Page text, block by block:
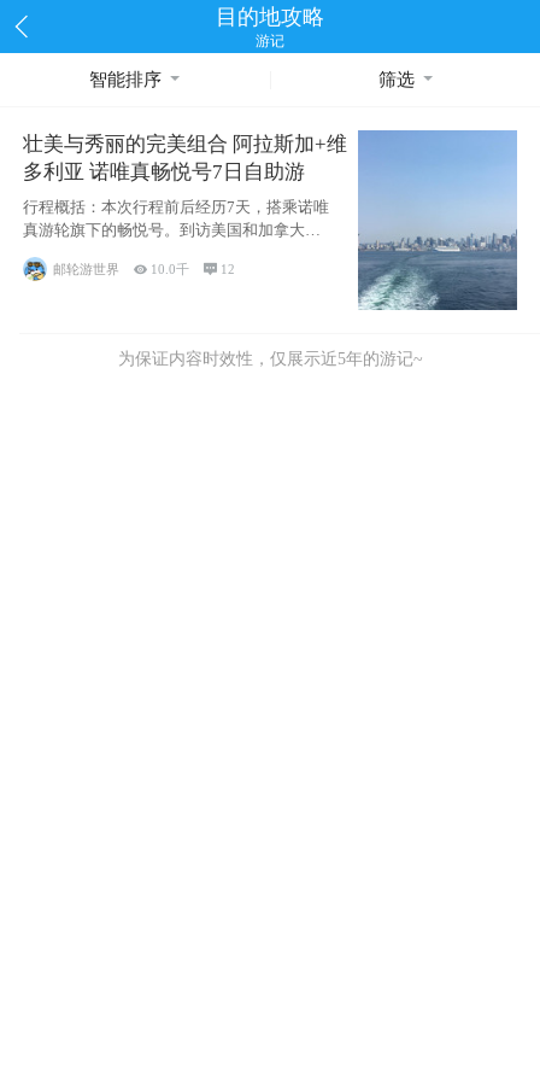
目的地攻略
游记
智能排序 筛选
壮美与秀丽的完美组合 阿拉斯加+维
多利亚 诺唯真畅悦号7日自助游
行程概括：本次行程前后经历7天，搭乘诺唯
真游轮旗下的畅悦号。到访美国和加拿大的4
个州/省：美国华盛顿州
邮轮游世界  10.0千  12
为保证内容时效性，仅展示近5年的游记~